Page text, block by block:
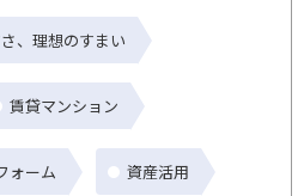
、理想のすまい
賃貸マンション
ォーム 資産活用